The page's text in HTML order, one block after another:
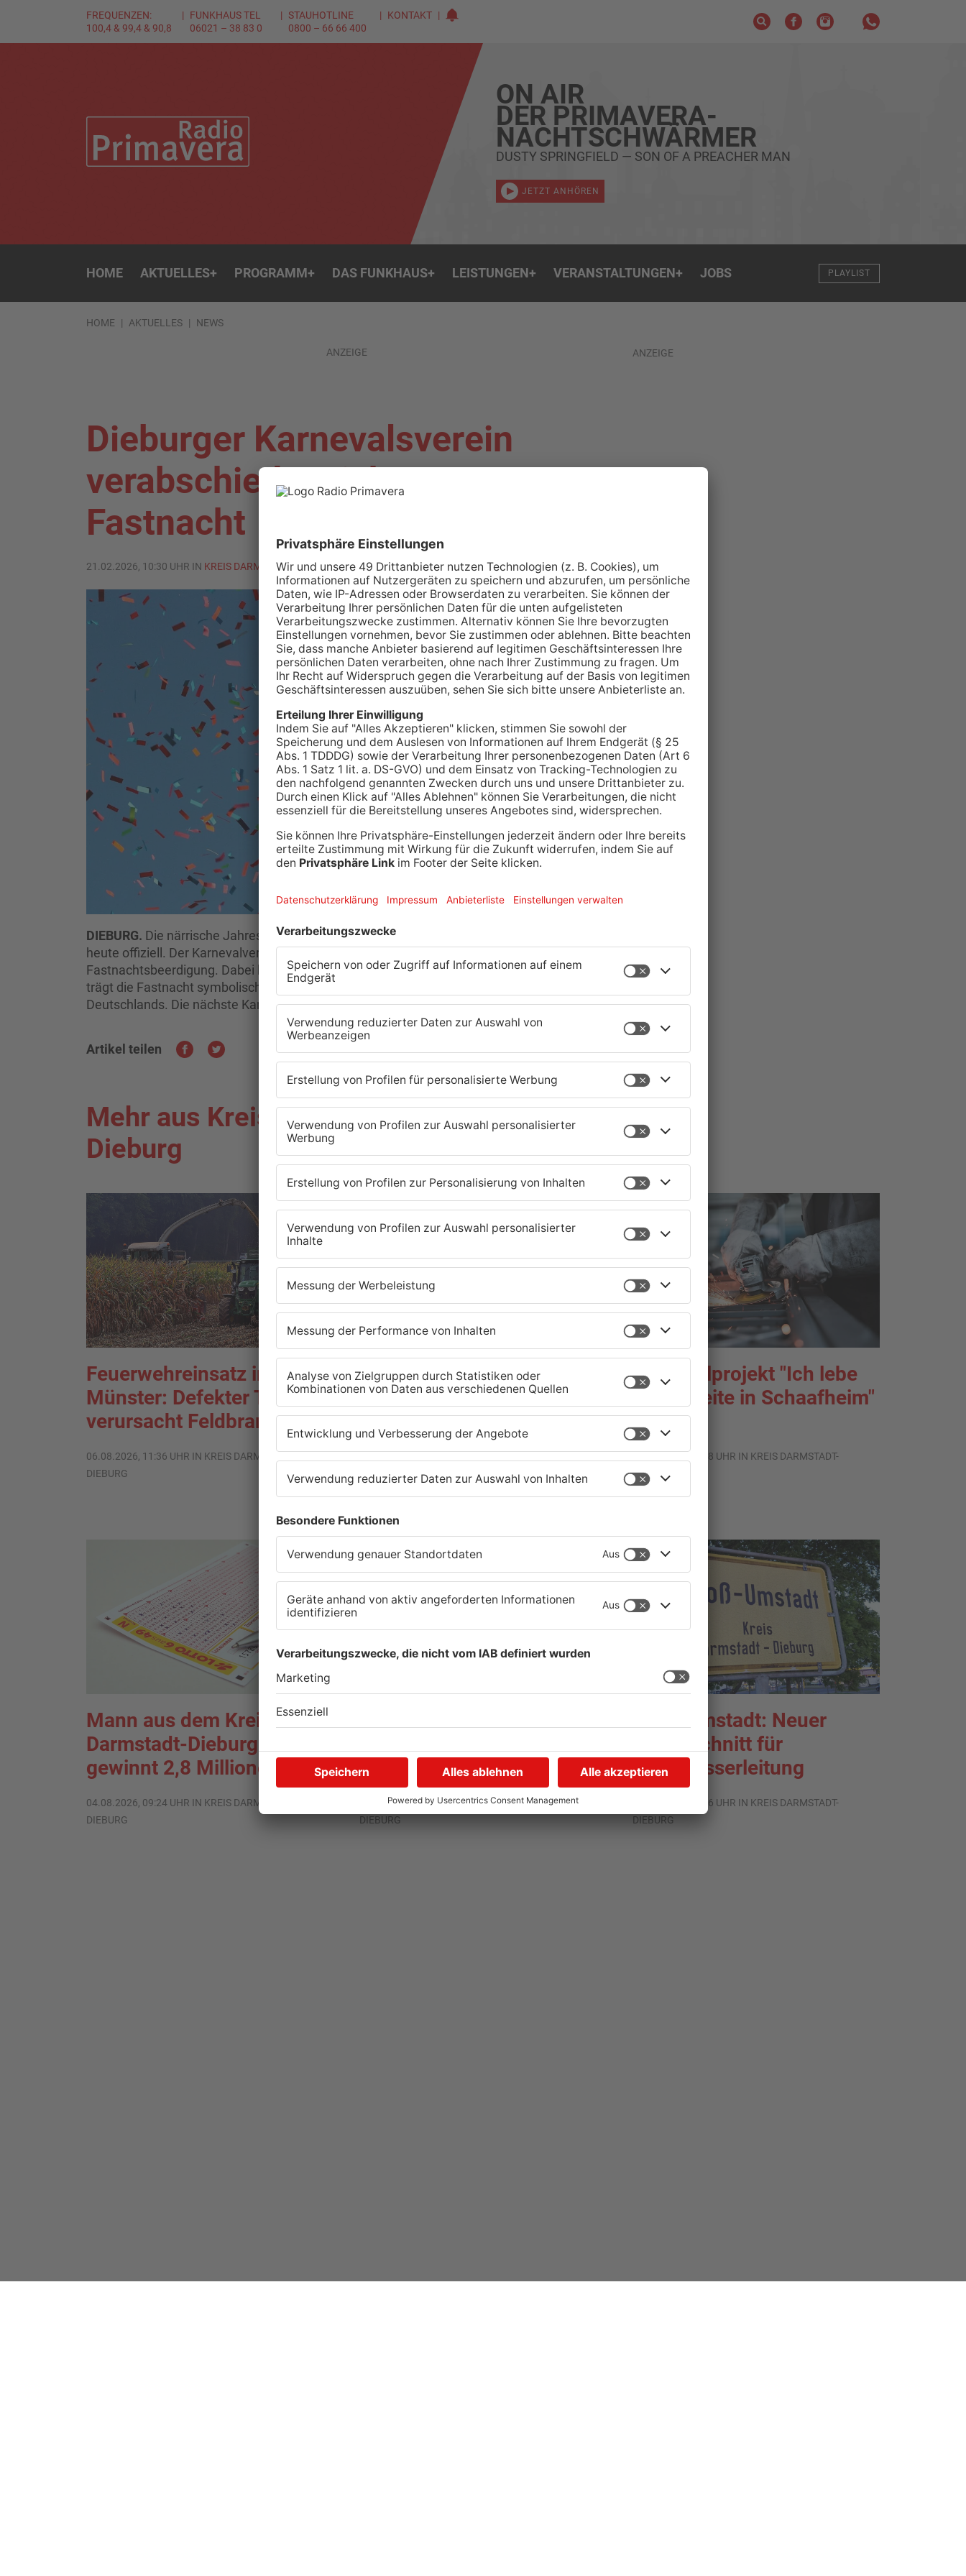
FREQUENZEN:
100,4 & 99,4 & 90,8
FUNKHAUS TEL
06021 – 38 83 0
STAUHOTLINE
0800 – 66 66 400
KONTAKT
ON AIR
DER PRIMAVERA-
NACHTSCHWÄRMER
DUSTY SPRINGFIELD — SON OF A PREACHER MAN
JETZT ANHÖREN
HOME AKTUELLES+ PROGRAMM+ DAS FUNKHAUS+ LEISTUNGEN+ VERANSTALTUNGEN+ JOBS PLAYLIST
HOME AKTUELLES NEWS
ANZEIGE
Dieburger Karnevalsverein
verabschiedet sich von
Fastnacht
21.02.2026, 10:30 UHR IN KREIS DARMSTADT-DIEBURG
DIEBURG. Die närrische Jahreszeit ist seit Mittwoch vorbei – doch in Dieburg endet sie erst
heute offiziell. Der Karnevalverein verabschiedet die Kampagne mit der traditionellen
Fastnachtsbeerdigung. Dabei blickt der Verein auf die vergangene Kampagne zurück und
trägt die Fastnacht symbolisch zu Grabe. Der Dieburger Karnevalverein gilt als der größte
Deutschlands. Die nächste Kampagne beginnt wieder am 11. November.
Artikel teilen
ANZEIGE
Mehr aus Kreis Darmstadt-
Dieburg
Feuerwehreinsatz in
Münster: Defekter Traktor
verursacht Feldbrand
06.08.2026, 11:36 UHR IN KREIS DARMSTADT-
DIEBURG
Babenhausen fordert mehr
Schutz für Fußgänger
DIEBURG
Regionalprojekt "Ich lebe
und arbeite in Schaafheim"
endet
05.08.2026, 06:58 UHR IN KREIS DARMSTADT-
DIEBURG
Mann aus dem Kreis
Darmstadt-Dieburg
gewinnt 2,8 Millionen Euro
04.08.2026, 09:24 UHR IN KREIS DARMSTADT-
DIEBURG
Dieburg
31.07.2026, 14:47 UHR IN KREIS DARMSTADT-
DIEBURG
Groß-Umstadt: Neuer
Bauabschnitt für
Trinkwasserleitung
28.07.2026, 06:46 UHR IN KREIS DARMSTADT-
DIEBURG